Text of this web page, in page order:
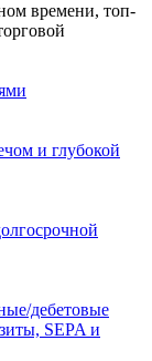
времени, топ-
и глубокой
дебетовые
SEPA и